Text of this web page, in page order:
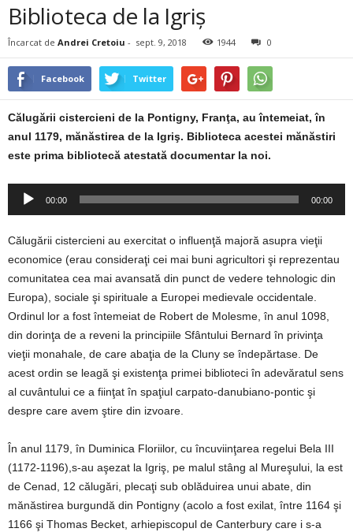
Biblioteca de la Igriş
Încarcat de Andrei Cretoiu - sept. 9, 2018 1944 0
Facebook Twitter
Călugării cistercieni de la Pontigny, Franţa, au întemeiat, în
anul 1179, mănăstirea de la Igriş. Biblioteca acestei mănăstiri
este prima bibliotecă atestată documentar la noi.
Player
00:00 00:00
Călugării cistercieni au exercitat o influenţă majoră asupra vieţii
economice (erau consideraţi cei mai buni agricultori şi reprezentau
comunitatea cea mai avansată din punct de vedere tehnologic din
Europa), sociale şi spirituale a Europei medievale occidentale.
Ordinul lor a fost întemeiat de Robert de Molesme, în anul 1098,
din dorinţa de a reveni la principiile Sfântului Bernard în privinţa
vieţii monahale, de care abaţia de la Cluny se îndepărtase. De
acest ordin se leagă şi existenţa primei biblioteci în adevăratul sens
al cuvântului ce a fiinţat în spaţiul carpato-danubiano-pontic şi
despre care avem ştire din izvoare.
În anul 1179, în Duminica Floriilor, cu încuviinţarea regelui Bela III
(1172-1196),s-au aşezat la Igriş, pe malul stâng al Mureşului, la est
de Cenad, 12 călugări, plecaţi sub oblăduirea unui abate, din
mănăstirea burgundă din Pontigny (acolo a fost exilat, între 1164 şi
1166 şi Thomas Becket, arhiepiscopul de Canterbury care i s-a